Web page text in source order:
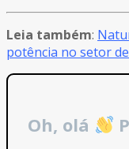
Leia também:
potência no setor
Oh, olá